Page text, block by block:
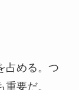
占める。つ
要だ。